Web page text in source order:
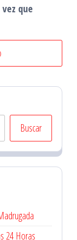
que
Buscar
24 Horas